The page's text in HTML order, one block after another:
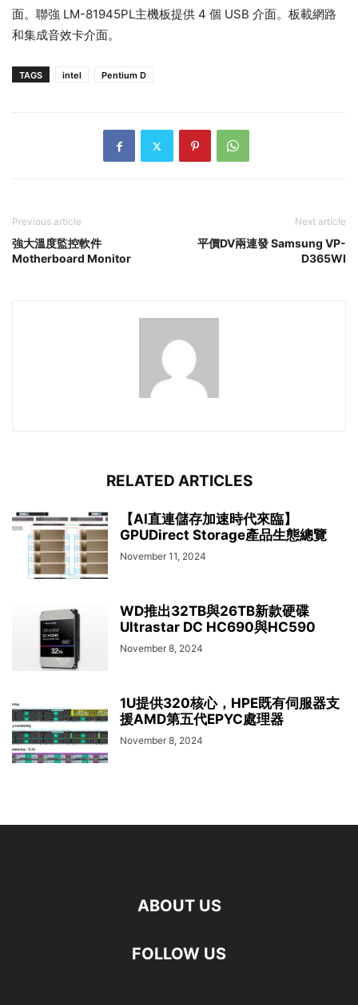
面。聯強 LM-81945PL主機板提供 4 個 USB 介面。板載網路
和集成音效卡介面。
TAGS intel Pentium D
Previous article
強大溫度監控軟件
Motherboard Monitor
Next article
平價DV兩連發 Samsung VP-
D365WI
RELATED ARTICLES
【AI直連儲存加速時代來臨】
GPUDirect Storage產品生態總覽
November 11, 2024
WD推出32TB與26TB新款硬碟
Ultrastar DC HC690與HC590
November 8, 2024
1U提供320核心，HPE既有伺服器支
援AMD第五代EPYC處理器
November 8, 2024
ABOUT US
FOLLOW US